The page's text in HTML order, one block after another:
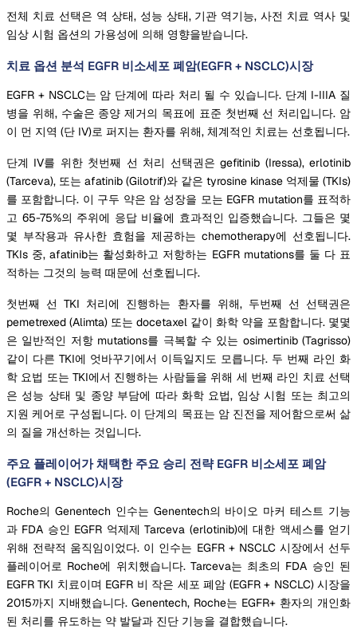
전체 치료 선택은 역 상태, 성능 상태, 기관 역기능, 사전 치료 역사 및
임상 시험 옵션의 가용성에 의해 영향을받습니다.
치료 옵션 분석 EGFR 비소세포 폐암(EGFR + NSCLC)시장
EGFR + NSCLC는 암 단계에 따라 처리 될 수 있습니다. 단계 I-IIIA 질
병을 위해, 수술은 종양 제거의 목표에 표준 첫번째 선 처리입니다. 암
이 먼 지역 (단 IV)로 퍼지는 환자를 위해, 체계적인 치료는 선호됩니다.
단계 IV를 위한 첫번째 선 처리 선택권은 gefitinib (Iressa), erlotinib
(Tarceva), 또는 afatinib (Gilotrif)와 같은 tyrosine kinase 억제물 (TKIs)
를 포함합니다. 이 구두 약은 암 성장을 모는 EGFR mutation를 표적하
고 65-75%의 주위에 응답 비율에 효과적인 입증했습니다. 그들은 몇
몇 부작용과 유사한 효험을 제공하는 chemotherapy에 선호됩니다.
TKIs 중, afatinib는 활성화하고 저항하는 EGFR mutations를 둘 다 표
적하는 그것의 능력 때문에 선호됩니다.
첫번째 선 TKI 처리에 진행하는 환자를 위해, 두번째 선 선택권은
pemetrexed (Alimta) 또는 docetaxel 같이 화학 약을 포함합니다. 몇몇
은 일반적인 저항 mutations를 극복할 수 있는 osimertinib (Tagrisso)
같이 다른 TKI에 엇바꾸기에서 이득일지도 모릅니다. 두 번째 라인 화
학 요법 또는 TKI에서 진행하는 사람들을 위해 세 번째 라인 치료 선택
은 성능 상태 및 종양 부담에 따라 화학 요법, 임상 시험 또는 최고의
지원 케어로 구성됩니다. 이 단계의 목표는 암 진전을 제어함으로써 삶
의 질을 개선하는 것입니다.
주요 플레이어가 채택한 주요 승리 전략 EGFR 비소세포 폐암
(EGFR + NSCLC)시장
Roche의 Genentech 인수는 Genentech의 바이오 마커 테스트 기능
과 FDA 승인 EGFR 억제제 Tarceva (erlotinib)에 대한 액세스를 얻기
위해 전략적 움직임이었다. 이 인수는 EGFR + NSCLC 시장에서 선두
플레이어로 Roche에 위치했습니다. Tarceva는 최초의 FDA 승인 된
EGFR TKI 치료이며 EGFR 비 작은 세포 폐암 (EGFR + NSCLC) 시장을
2015까지 지배했습니다. Genentech, Roche는 EGFR+ 환자의 개인화
된 처리를 유도하는 약 발달과 진단 기능을 결합했습니다.